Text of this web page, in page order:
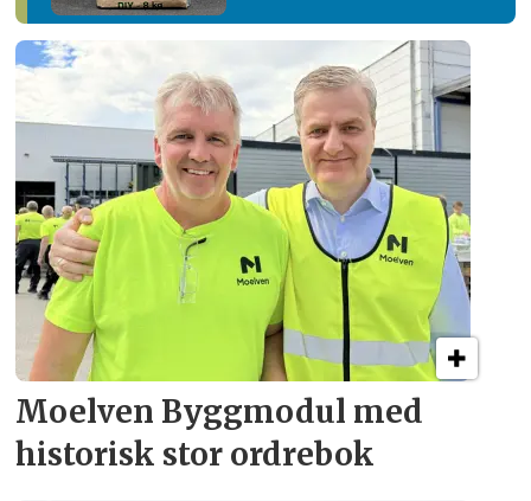
Moelven Byggmodul med
historisk stor ordrebok